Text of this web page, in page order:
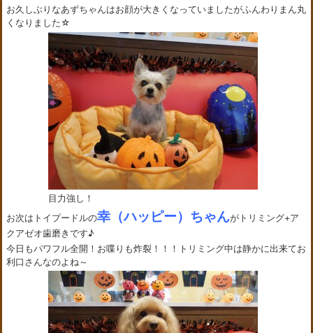
お久しぶりなあずちゃんはお顔が大きくなっていましたがふんわりまん丸
くなりました☆
目力強し！
お次はトイプードルの幸（ハッピー）ちゃんがトリミング+ア
クアゼオ歯磨きです♪
今日もパワフル全開！お喋りも炸裂！！！トリミング中は静かに出来てお
利口さんなのよね～